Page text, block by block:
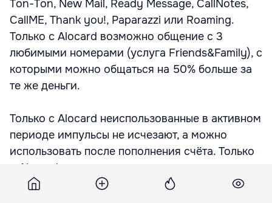
Ton-Ton, New Mail, Ready Message, CallNotes,
CallME, Thank you!, Paparazzi или Roaming.
Только с Alocard возможно общение с 3
любимыми номерами (услуга Friends&Family), с
которыми можно общаться на 50% больше за
те же деньги.
Только с Alocard неиспользованные в активном
периоде импульсы не исчезают, а можно
использовать после пополнения счёта. Только
с Alocard на все продукты цены установлены в
леях, поэтому клиенты Moldcell не зависят от